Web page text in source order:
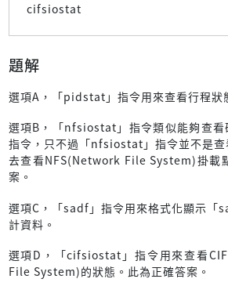
cifsiostat
題解
選項A，「pidstat」指令用來查看行程狀
選項B，「nfsiostat」指令類似能夠查看
指令，只不過「nfsiostat」指令並不是查
去查看NFS(Network File System)掛載
案。
選項C，「sadf」指令用來格式化顯示「
計資料。
選項D，「cifsiostat」指令用來查看
File System)的狀態。此為正確答案。